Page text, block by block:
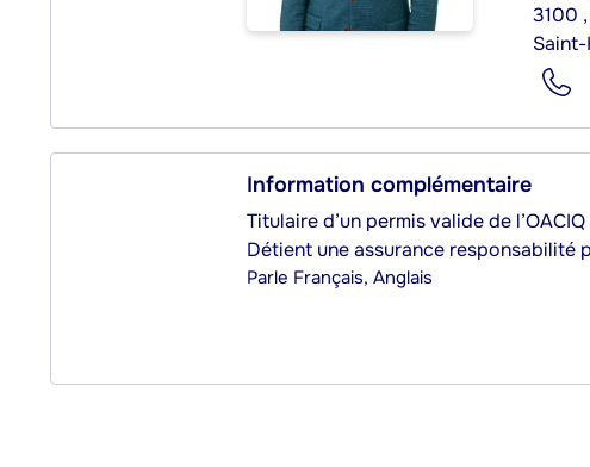
3100 ,
Information complémentaire
Titulaire d’un permis valide de l’OACIQ
Détient une assurance responsabilité
Parle Français, Anglais